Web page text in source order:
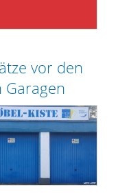
vor den
Garagen